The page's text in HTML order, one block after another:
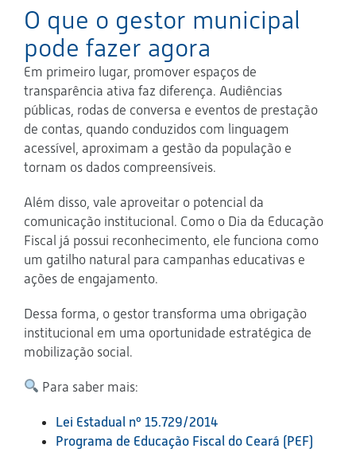
O que o gestor municipal
pode fazer agora
Em primeiro lugar, promover espaços de
transparência ativa faz diferença. Audiências
públicas, rodas de conversa e eventos de prestação
de contas, quando conduzidos com linguagem
acessível, aproximam a gestão da população e
tornam os dados compreensíveis.
Além disso, vale aproveitar o potencial da
comunicação institucional. Como o Dia da Educação
Fiscal já possui reconhecimento, ele funciona como
um gatilho natural para campanhas educativas e
ações de engajamento.
Dessa forma, o gestor transforma uma obrigação
institucional em uma oportunidade estratégica de
mobilização social.
Para saber mais:
Lei Estadual nº 15.729/2014
Programa de Educação Fiscal do Ceará (PEF)